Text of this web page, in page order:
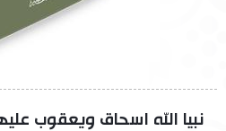
نبيا الله اسحاق ويعقوب